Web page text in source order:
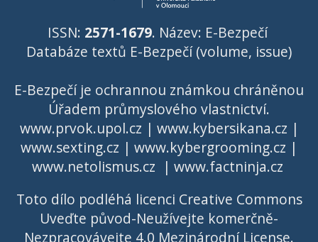
ISSN: 2571-1679. Název: E-Bezpečí
Databáze textů E-Bezpečí (volume, issue)
E-Bezpečí je ochrannou známkou chráněnou
Úřadem průmyslového vlastnictví.
www.prvok.upol.cz | www.kybersikana.cz |
www.sexting.cz | www.kybergrooming.cz |
www.netolismus.cz | www.factninja.cz
Toto dílo podléhá licenci Creative Commons
Uveďte původ-Neužívejte komerčně-
Nezpracovávejte 4.0 Mezinárodní License.